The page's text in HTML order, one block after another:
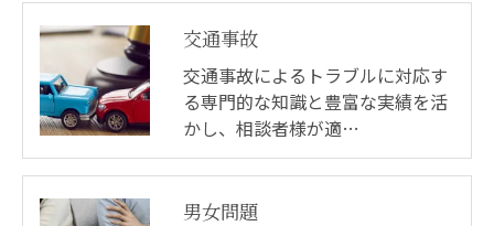
交通事故
交通事故によるトラブルに対応す
る専門的な知識と豊富な実績を活
かし、相談者様が適…
男女問題